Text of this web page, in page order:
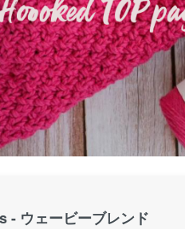
- ウェービーブレンド